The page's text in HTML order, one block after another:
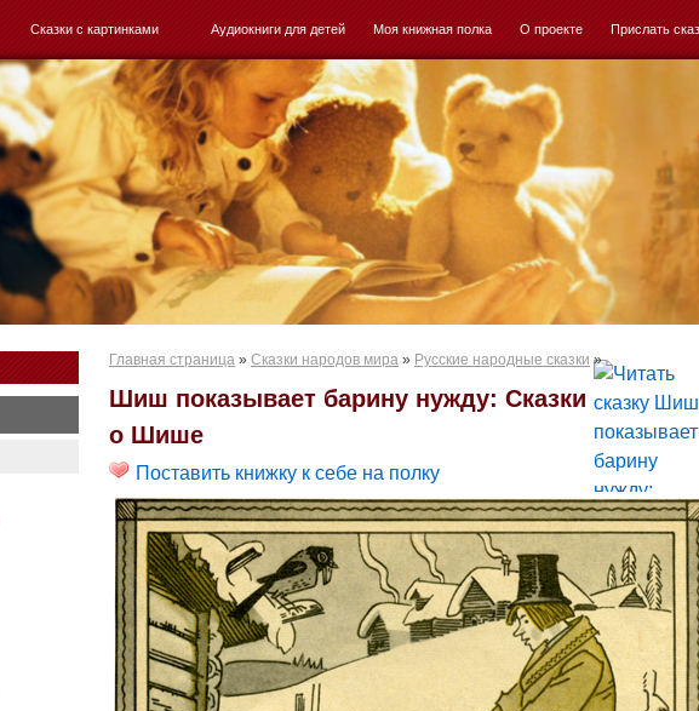
Сказки с картинками Аудиокниги для детей Моя книжная полка О проекте Прислать
Главная страница » Сказки народов мира » Русские народные сказки »
Шиш показывает барину нужду: Сказки
о Шише
Поставить книжку к себе на полку